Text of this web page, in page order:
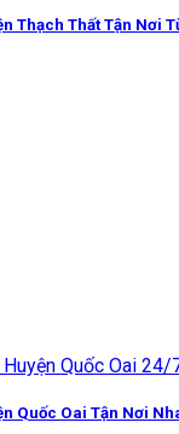
Thạch Thất Tận Nơi
Quốc Oai Tận Nơi